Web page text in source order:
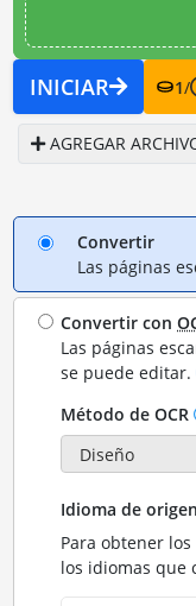
INICIAR 1/
AGREGAR
Convertir
Las páginas
Convertir con
Las páginas
se puede editar.
Método de OCR
Idioma de
Para obtener
los idiomas que